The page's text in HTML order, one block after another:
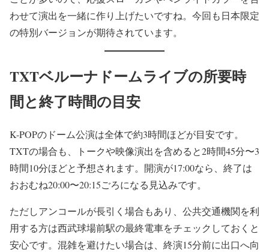
わせて演出を一緒に作り上げたいですね。今回も日本限定
の特別バージョンが期待されています。
TXTベルーナドームライブの所要時
間と終了時間の目安
K-POPのドーム公演は全体で約3時間ほどが目安です。
TXTの場合も、トークや映像演出を含めると2時間45分〜3
時間10分ほどと予想されます。開演が17:00なら、終了は
おおむね20:00〜20:15ごろになる見込みです。
ただしアンコールが長引く場合もあり、公共交通機関を利
用する方は西武球場前駅の最終電車をチェックしておくと
安心です。混雑を避けたい場合は、終演15分前に出口へ向